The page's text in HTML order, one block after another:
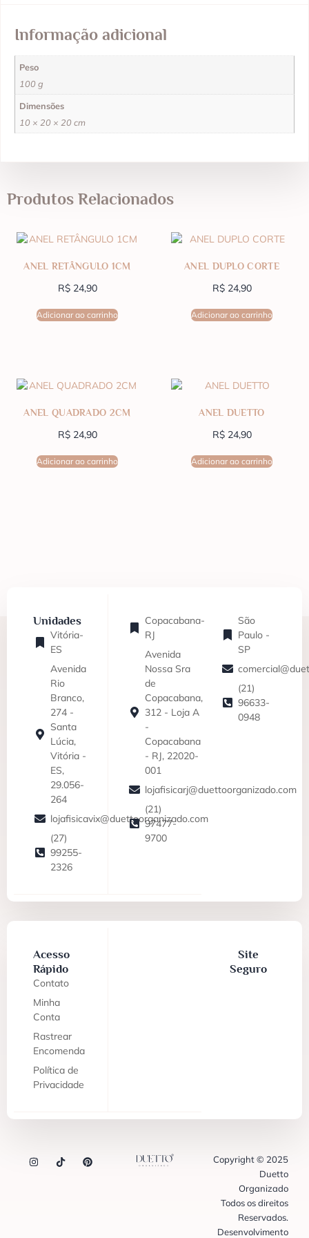
Informação adicional
Peso
100 g
Dimensões
10 × 20 × 20 cm
Produtos Relacionados
ANEL RETÂNGULO 1CM
R$24,90
Adicionar ao carrinho
ANEL DUPLO CORTE
R$24,90
Adicionar ao carrinho
ANEL QUADRADO 2CM
R$24,90
Adicionar ao carrinho
ANEL DUETTO
R$24,90
Adicionar ao carrinho
Unidades
Vitória-
ES
Avenida
Rio
Branco,
274 -
Santa
Lúcia,
Vitória -
ES,
29.056-
264
lojafisicavix@duettoorganizado.com
(27)
99255-
2326
Copacabana-
RJ
Avenida
Nossa Sra
de
Copacabana,
312 - Loja A
-
Copacabana
- RJ, 22020-
001
lojafisicarj@duettoorganizado.com
(21)
97477-
9700
São
Paulo -
SP
(21)
96633-
0948
Acesso
Rápido
Contato
Minha
Conta
Rastrear
Encomenda
Política de
Privacidade
Site
Seguro
Copyright © 2025
Duetto
Organizado
Todos os direitos
Reservados.
Desenvolvimento